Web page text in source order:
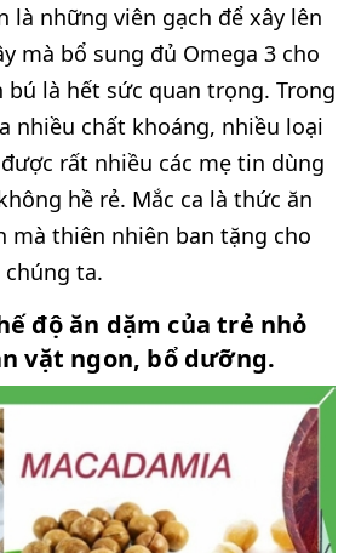
là những viên gạch để xây lên
mà bổ sung đủ Omega 3 cho
bú là hết sức quan trọng. Trong
nhiều chất khoáng, nhiều loại
rất nhiều các mẹ tin dùng
hề rẻ. Mắc ca là thức ăn
mà thiên nhiên ban tặng cho
chúng ta.
độ ăn dặm của trẻ nhỏ
vặt ngon, bổ dưỡng.